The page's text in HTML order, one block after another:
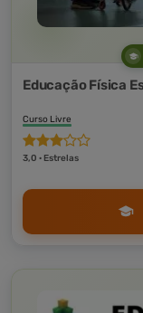
Educação Física
Curso Livre
3,0 · Estrelas